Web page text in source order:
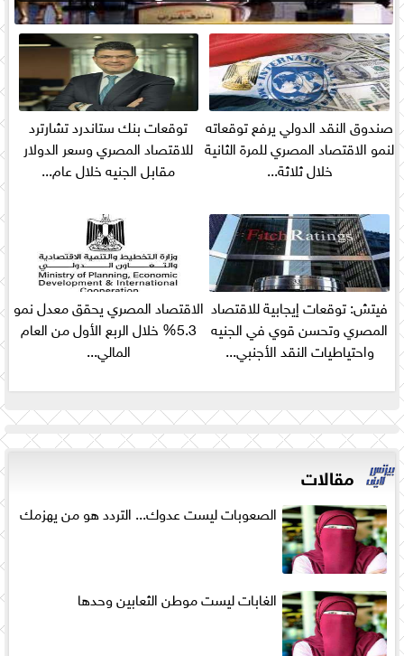
صندوق النقد الدولي يرفع توقعاته
لنمو الاقتصاد المصري للمرة الثانية
خلال ثلاثة...
توقعات بنك ستاندرد تشارترد
للاقتصاد المصري وسعر الدولار
مقابل الجنيه خلال عام...
فيتش: توقعات إيجابية للاقتصاد
المصري وتحسن قوي في الجنيه
واحتياطيات النقد الأجنبي...
الاقتصاد المصري يحقق معدل نمو
5.3% خلال الربع الأول من العام
المالي...
مقالات
الصعوبات ليست عدوك... التردد هو من يهزمك
الغابات ليست موطن الثعابين وحدها